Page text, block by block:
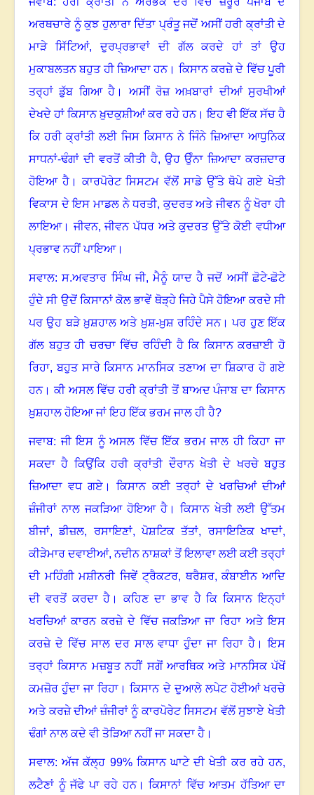
ਅਰਥਚਾਰੇ ਨੂੰ ਕੁਝ ਹੁਲਾਰਾ ਦਿੱਤਾ ਪ੍ਰੰਤੂ ਜਦੋਂ ਅਸੀਂ ਹਰੀ ਕ੍ਰਾਂਤੀ ਦੇ
ਮਾੜੇ ਸਿੱਟਿਆਂ,ਦੁਰਪ੍ਰਭਾਵਾਂ ਦੀ ਗੱਲ ਕਰਦੇ ਹਾਂ ਤਾਂ ਉਹ
ਮੁਕਾਬਲਤਨ ਬਹੁਤ ਹੀ ਜ਼ਿਆਦਾ ਹਨ। ਕਿਸਾਨ ਕਰਜ਼ੇ ਦੇ ਵਿੱਚ ਪੂਰੀ
ਤਰ੍ਹਾਂ ਡੁੱਬ ਗਿਆ ਹੈ । ਅਸੀਂ ਰੋਜ਼ ਅਖ਼ਬਾਰਾਂ ਦੀਆਂ ਸੁਰਖੀਆਂ
ਦੇਖਦੇ ਹਾਂ ਕਿਸਾਨ ਖ਼ੁਦਕੁਸ਼ੀਆਂ ਕਰ ਰਹੇ ਹਨ।ਇਹ ਵੀ ਇੱਕ ਸੱਚ ਹੈ
ਕਿ ਹਰੀ ਕ੍ਰਾਂਤੀ ਲਈ ਜਿਸ ਕਿਸਾਨ ਨੇ ਜਿੰਨੇ ਜ਼ਿਆਦਾ ਆਧੁਨਿਕ
ਸਾਧਨਾਂ-ਢੰਗਾਂ ਦੀ ਵਰਤੋਂ ਕੀਤੀ ਹੈ, ਉਹ ਉੰਨਾ ਜ਼ਿਆਦਾ ਕਰਜ਼ਦਾਰ
ਹੋਇਆ ਹੈ।ਕਾਰਪੋਰੇਟ ਸਿਸਟਮ ਵੱਲੋਂ ਸਾਡੇ ਉੱਤੇ ਥੋਪੇ ਗਏ ਖੇਤੀ
ਵਿਕਾਸ ਦੇ ਇਸ ਮਾਡਲ ਨੇ ਧਰਤੀ,ਕੁਦਰਤ ਅਤੇ ਜੀਵਨ ਨੂੰ ਖੋਰਾ ਹੀ
ਲਾਇਆ।ਜੀਵਨ,ਜੀਵਨ ਪੱਧਰ ਅਤੇ ਕੁਦਰਤ ਉੱਤੇ ਕੋਈ ਵਧੀਆ
ਪ੍ਰਭਾਵ ਨਹੀਂ ਪਾਇਆ।
ਸਵਾਲ: ਸ.ਅਵਤਾਰ ਸਿੰਘ ਜੀ, ਮੈਨੂੰ ਯਾਦ ਹੈ ਜਦੋਂ ਅਸੀਂ ਛੋਟੇ-ਛੋਟੇ
ਹੁੰਦੇ ਸੀ ਉਦੋਂ ਕਿਸਾਨਾਂ ਕੋਲ ਭਾਵੇਂ ਥੋੜ੍ਹੇ ਜਿਹੇ ਪੈਸੇ ਹੋਇਆ ਕਰਦੇ ਸੀ
ਪਰ ਉਹ ਬੜੇ ਖ਼ੁਸ਼ਹਾਲ ਅਤੇ ਖ਼ੁਸ਼-ਖ਼ੁਸ਼ ਰਹਿੰਦੇ ਸਨ।ਪਰ ਹੁਣ ਇੱਕ
ਗੱਲ ਬਹੁਤ ਹੀ ਚਰਚਾ ਵਿੱਚ ਰਹਿੰਦੀ ਹੈ ਕਿ ਕਿਸਾਨ ਕਰਜ਼ਾਈ ਹੋ
ਰਿਹਾ,ਬਹੁਤ ਸਾਰੇ ਕਿਸਾਨ ਮਾਨਸਿਕ ਤਣਾਅ ਦਾ ਸ਼ਿਕਾਰ ਹੋ ਗਏ
ਹਨ।ਕੀ ਅਸਲ ਵਿੱਚ ਹਰੀ ਕ੍ਰਾਂਤੀ ਤੋਂ ਬਾਅਦ ਪੰਜਾਬ ਦਾ ਕਿਸਾਨ
ਖ਼ੁਸ਼ਹਾਲ ਹੋਇਆ ਜਾਂ ਇਹ ਇੱਕ ਭਰਮ ਜਾਲ ਹੀ ਹੈ?
ਜਵਾਬ: ਜੀ ਇਸ ਨੂੰ ਅਸਲ ਵਿੱਚ ਇੱਕ ਭਰਮ ਜਾਲ ਹੀ ਕਿਹਾ ਜਾ
ਸਕਦਾ ਹੈ ਕਿਉਂਕਿ ਹਰੀ ਕ੍ਰਾਂਤੀ ਦੌਰਾਨ ਖੇਤੀ ਦੇ ਖਰਚੇ ਬਹੁਤ
ਜ਼ਿਆਦਾ ਵਧ ਗਏ ।ਕਿਸਾਨ ਕਈ ਤਰ੍ਹਾਂ ਦੇ ਖਰਚਿਆਂ ਦੀਆਂ
ਜ਼ੰਜੀਰਾਂ ਨਾਲ ਜਕੜਿਆ ਹੋਇਆ ਹੈ । ਕਿਸਾਨ ਖੇਤੀ ਲਈ ਉੱਤਮ
ਬੀਜਾਂ,ਡੀਜ਼ਲ, ਰਸਾਇਣਾਂ,ਪੋਸ਼ਟਿਕ ਤੱਤਾਂ, ਰਸਾਇਣਿਕ ਖਾਦਾਂ,
ਕੀੜੇਮਾਰ ਦਵਾਈਆਂ,ਨਦੀਨ ਨਾਸ਼ਕਾਂ ਤੋਂ ਇਲਾਵਾ ਲਈ ਕਈ ਤਰ੍ਹਾਂ
ਦੀ ਮਹਿੰਗੀ ਮਸ਼ੀਨਰੀ ਜਿਵੇਂ ਟ੍ਰੈਕਟਰ, ਥਰੈਸ਼ਰ,ਕੰਬਾਈਨ ਆਦਿ
ਦੀ ਵਰਤੋਂ ਕਰਦਾ ਹੈ। ਕਹਿਣ ਦਾ ਭਾਵ ਹੈ ਕਿ ਕਿਸਾਨ ਇਨ੍ਹਾਂ
ਖਰਚਿਆਂ ਕਾਰਨ ਕਰਜ਼ੇ ਦੇ ਵਿੱਚ ਜਕੜਿਆ ਜਾ ਰਿਹਾ ਅਤੇ ਇਸ
ਕਰਜ਼ੇ ਦੇ ਵਿੱਚ ਸਾਲ ਦਰ ਸਾਲ ਵਾਧਾ ਹੁੰਦਾ ਜਾ ਰਿਹਾ ਹੈ ।ਇਸ
ਤਰ੍ਹਾਂ ਕਿਸਾਨ ਮਜ਼ਬੂਤ ਨਹੀਂ ਸਗੋਂ ਆਰਥਿਕ ਅਤੇ ਮਾਨਸਿਕ ਪੱਖੋਂ
ਕਮਜ਼ੋਰ ਹੁੰਦਾ ਜਾ ਰਿਹਾ ।ਕਿਸਾਨ ਦੇ ਦੁਆਲੇ ਲਪੇਟ ਹੋਈਆਂ ਖਰਚੇ
ਅਤੇ ਕਰਜ਼ੇ ਦੀਆਂ ਜ਼ੰਜੀਰਾਂ ਨੂੰ ਕਾਰਪੋਰੇਟ ਸਿਸਟਮ ਵੱਲੋਂ ਸੁਝਾਏ ਖੇਤੀ
ਢੰਗਾਂ ਨਾਲ ਕਦੇ ਵੀ ਤੋੜਿਆ ਨਹੀਂ ਜਾ ਸਕਦਾ ਹੈ ।
ਸਵਾਲ: ਅੱਜ ਕੱਲ੍ਹ 99% ਕਿਸਾਨ ਘਾਟੇ ਦੀ ਖੇਤੀ ਕਰ ਰਹੇ ਹਨ,
ਲਟੈਣਾਂ ਨੂੰ ਜੱਫੇ ਪਾ ਰਹੇ ਹਨ। ਕਿਸਾਨਾਂ ਵਿੱਚ ਆਤਮ ਹੱਤਿਆ ਦਾ